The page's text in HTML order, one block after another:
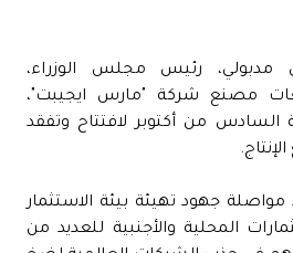
مدبولي، رئيس مجلس الوزراء،
مصنع شركة "مارس ايجيبت"،
السادس من أكتوبر لافتتاح وتفقد
مواصلة جهود تهيئة بيئة الاستثمار
المحلية والأجنبية للعديد من